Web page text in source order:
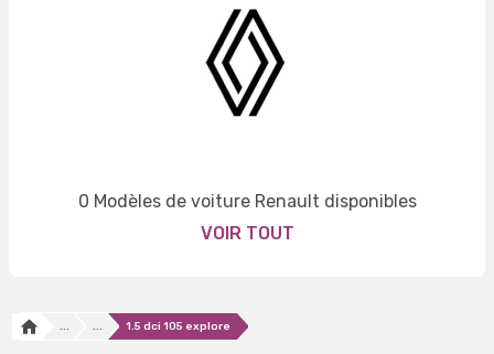
0 Modèles de voiture Renault disponibles
VOIR TOUT
... ... 1.5 dci 105 explore